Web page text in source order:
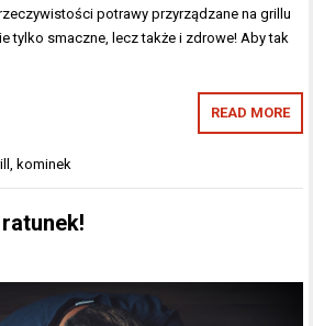
potrawy przyrządzane na grillu
tylko smaczne, lecz także i zdrowe! Aby tak
READ MORE
, kominek